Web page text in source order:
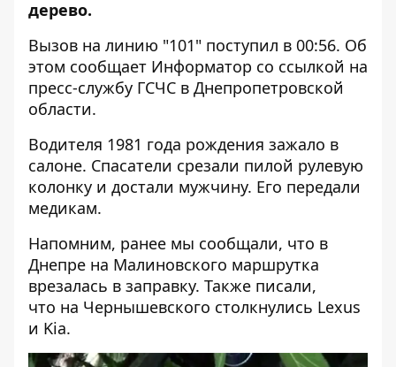
дерево.
Вызов на линию "101" поступил в 00:56. Об
этом сообщает Информатор со ссылкой на
пресс-службу ГСЧС в Днепропетровской
области.
Водителя 1981 года рождения зажало в
салоне. Спасатели срезали пилой рулевую
колонку и достали мужчину. Его передали
медикам.
Напомним, ранее мы сообщали, что в
Днепре на Малиновского маршрутка
врезалась в заправку. Также писали,
что на Чернышевского столкнулись Lexus
и Kia.